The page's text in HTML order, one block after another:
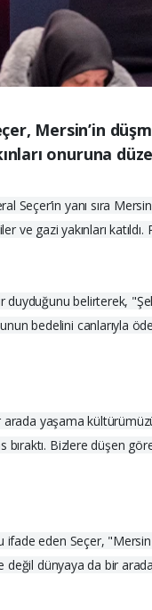
Mersin’in
onuruna
yanı sıra
gazi yakınları katıldı.
belirterek,
bedelini canlarıyla
yaşama
Bizlere düşen
ifade eden Seçer,
değil dünyaya da bir